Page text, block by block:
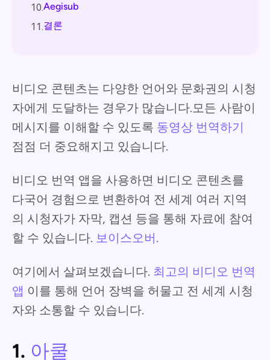
10.Aegisub
11.결론
비디오 콘텐츠는 다양한 언어와 문화권의 시청
자에게 도달하는 경우가 많습니다.모든 사람이
메시지를 이해할 수 있도록 동영상 번역하기
점점 더 중요해지고 있습니다.
비디오 번역 앱을 사용하면 비디오 콘텐츠를
다국어 경험으로 변환하여 전 세계 여러 지역
의 시청자가 자막, 캡션 등을 통해 자료에 참여
할 수 있습니다. 보이스오버.
여기에서 살펴보겠습니다. 최고의 비디오 번역
앱 이를 통해 언어 장벽을 허물고 전 세계 시청
자와 소통할 수 있습니다.
1. 아쿨